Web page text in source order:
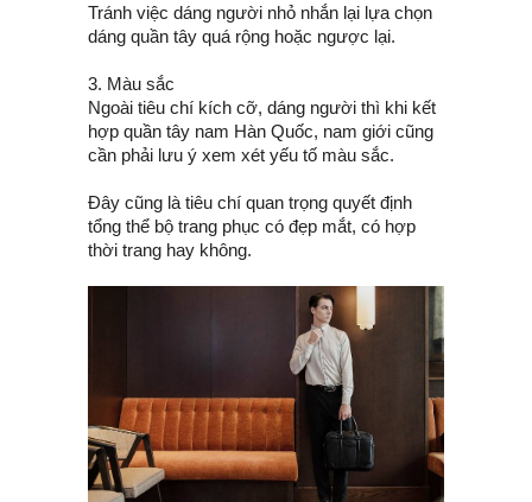
Tránh việc dáng người nhỏ nhắn lại lựa chọn
dáng quần tây quá rộng hoặc ngược lại.
3. Màu sắc
Ngoài tiêu chí kích cỡ, dáng người thì khi kết
hợp quần tây nam Hàn Quốc, nam giới cũng
cần phải lưu ý xem xét yếu tố màu sắc.
Đây cũng là tiêu chí quan trọng quyết định
tổng thể bộ trang phục có đẹp mắt, có hợp
thời trang hay không.